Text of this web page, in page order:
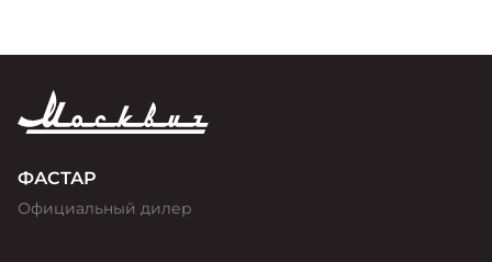
ФАСТАР
Официальный дилер